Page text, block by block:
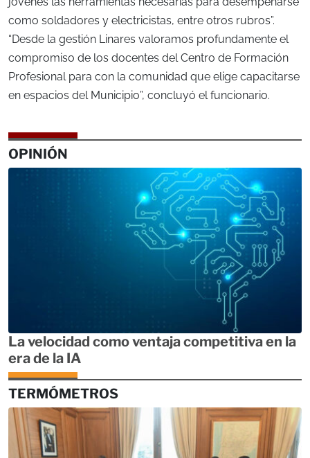
como soldadores y electricistas, entre otros rubros”.
“Desde la gestión Linares valoramos profundamente el
compromiso de los docentes del Centro de Formación
Profesional para con la comunidad que elige capacitarse
en espacios del Municipio”, concluyó el funcionario.
OPINIÓN
La velocidad como ventaja competitiva en la
era de la IA
TERMÓMETROS